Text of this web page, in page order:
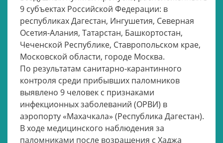
9 субъектах Российской Федерации: в
республиках Дагестан, Ингушетия, Северная
Осетия-Алания, Татарстан, Башкортостан,
Чеченской Республике, Ставропольском крае,
Московской области, городе Москва.
По результатам санитарно-карантинного
контроля среди прибывших паломников
выявлено 9 человек с признаками
инфекционных заболеваний (ОРВИ) в
аэропорту «Махачкала» (Республика Дагестан).
В ходе медицинского наблюдения за
паломниками после возращения с Хаджа